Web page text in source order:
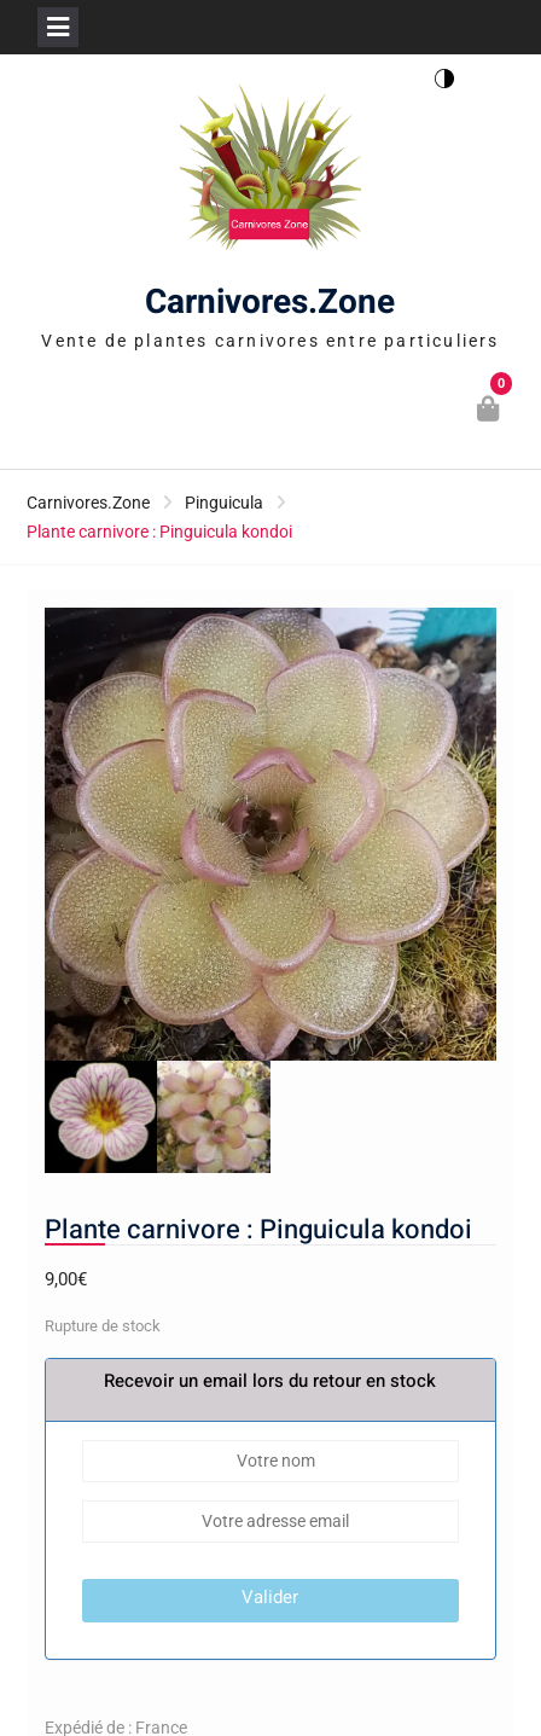
Carnivores.Zone
Vente de plantes carnivores entre particuliers
0
Carnivores.Zone
Pinguicula
Plante carnivore : Pinguicula kondoi
Plante carnivore : Pinguicula kondoi
9,00€
Rupture de stock
Recevoir un email lors du retour en stock
Valider
Expédié de : France